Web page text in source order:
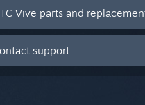
Vive parts and
support